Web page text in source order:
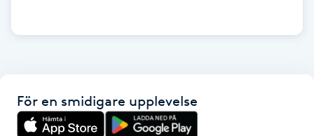
Japansk massage
Katun fransar
För en smidigare upplevelse